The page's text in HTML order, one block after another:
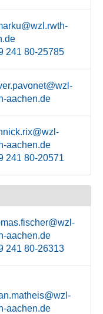
241 80-25785
aachen.de
aachen.de
241 80-20571
aachen.de
241 80-26313
aachen.de